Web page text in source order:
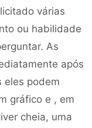
várias
ou habilidade
As
após
eles podem
gráfico e , em
cheia, uma